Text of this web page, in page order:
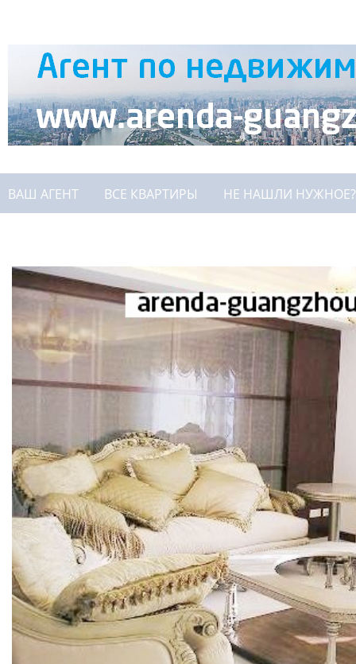
ВАШ АГЕНТ ВСЕ КВАРТИРЫ НЕ НАШЛИ НУЖНОЕ?